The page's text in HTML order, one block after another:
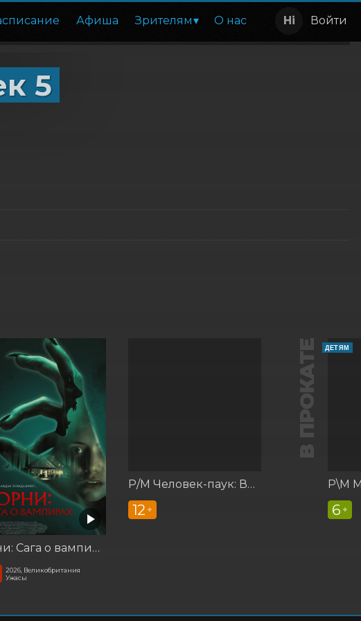
Афиша Зрителям О нас Войти
5
Корни: Сага о вампирах
2026, Великобритания
Ужасы
Р/М Человек-паук: Вдали от дома
12 +
В ПРОКАТЕ ДЕТЯМ
6 +